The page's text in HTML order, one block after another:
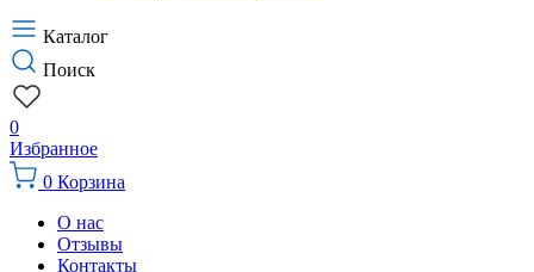
Каталог
Поиск
0
Избранное
0 Корзина
О нас
Отзывы
Контакты